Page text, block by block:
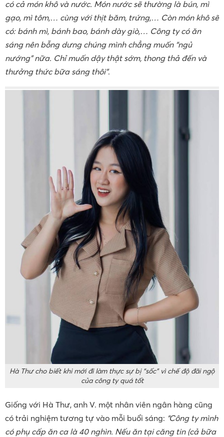
có cả món khô và nước. Món nước sẽ thường là bún, mì
gạo, mì tôm,… cùng với thịt băm, trứng,… Còn món khô sẽ
có: bánh mì, bánh bao, bánh dày giò,… Công ty có ăn
sáng nên bỗng dưng chúng mình chẳng muốn “ngủ
nướng” nữa. Chỉ muốn dậy thật sớm, thong thả đến và
thưởng thức bữa sáng thôi”.
Hà Thư cho biết khi mới đi làm thực sự bị “sốc” vì chế độ đãi ngộ
của công ty quá tốt
Giống với Hà Thư, anh V. một nhân viên ngân hàng cũng
có trải nghiệm tương tự vào mỗi buổi sáng: “Công ty mình
có phụ cấp ăn ca là 40 nghìn. Nếu ăn tại căng tin (cả bữa